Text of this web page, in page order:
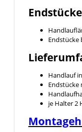
Handlauf
Endstücke
je Halter 2